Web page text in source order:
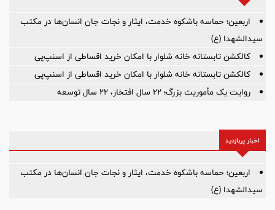
اربعین؛ حماسه باشکوه خدمت، ایثار و نجات جان انسان‌ها در مکتب
سیدالشهدا (ع)
کالکشن تابستانه خانه شلوار با امکان خرید اقساطی از اسنپ‌پی
کالکشن تابستانه خانه شلوار با امکان خرید اقساطی از اسنپ‌پی
روایت یک مأموریت بزرگ؛ ۲۲ سال افتخار، ۲۲ سال توسعه
اخبار پربازدید
اربعین؛ حماسه باشکوه خدمت، ایثار و نجات جان انسان‌ها در مکتب
سیدالشهدا (ع)